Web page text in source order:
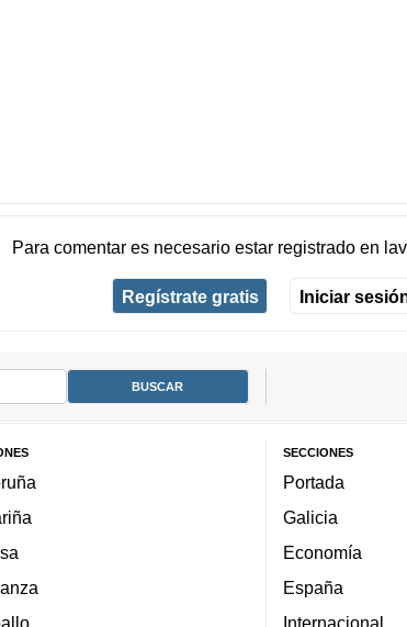
Para comentar es necesario estar registradoen
Regístrate gratis Iniciar
SECCIONES
Portada
Galicia
Economía
España
Internacional